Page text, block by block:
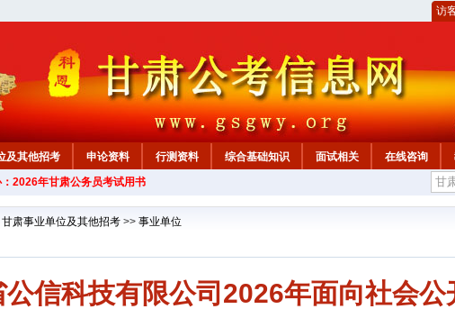
访
及其他招考 申论资料 行测资料 综合基础知识 面试相关 在线咨询
2026年甘肃公务员考试用书
甘肃事业单位及其他招考 >> 事业单位
公信科技有限公司2026年面向社会公